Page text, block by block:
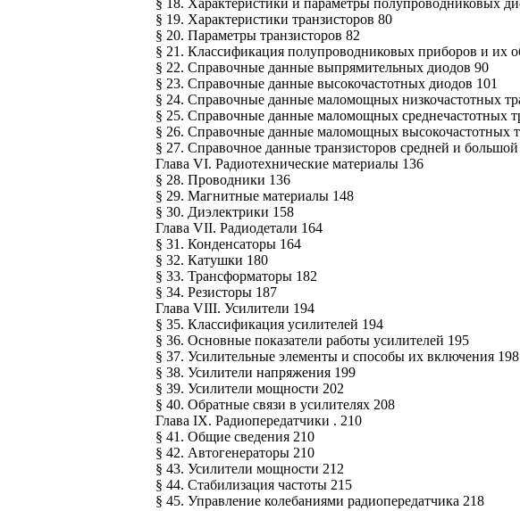
§ 18. Характеристики и параметры полупроводниковых
§ 19. Характеристики транзисторов 80
§ 20. Параметры транзисторов 82
§ 21. Классификация полупроводниковых приборов и их
§ 22. Справочные данные выпрямительных диодов 90
§ 23. Справочные данные высокочастотных диодов 101
§ 24. Справочные данные маломощных низкочастотных
§ 25. Справочные данные маломощных среднечастотных
§ 26. Справочные данные маломощных высокочастотных
§ 27. Справочное данные транзисторов средней и
Глава VI. Радиотехнические материалы 136
§ 28. Проводники 136
§ 29. Магнитные материалы 148
§ 30. Диэлектрики 158
Глава VII. Радиодетали 164
§ 31. Конденсаторы 164
§ 32. Катушки 180
§ 33. Трансформаторы 182
§ 34. Резисторы 187
Глава VIII. Усилители 194
§ 35. Классификация усилителей 194
§ 36. Основные показатели работы усилителей 195
§ 37. Усилительные элементы и способы их включения 198
§ 38. Усилители напряжения 199
§ 39. Усилители мощности 202
§ 40. Обратные связи в усилителях 208
Глава IX. Радиопередатчики . 210
§ 41. Общие сведения 210
§ 42. Автогенераторы 210
§ 43. Усилители мощности 212
§ 44. Стабилизация частоты 215
§ 45. Управление колебаниями радиопередатчика 218